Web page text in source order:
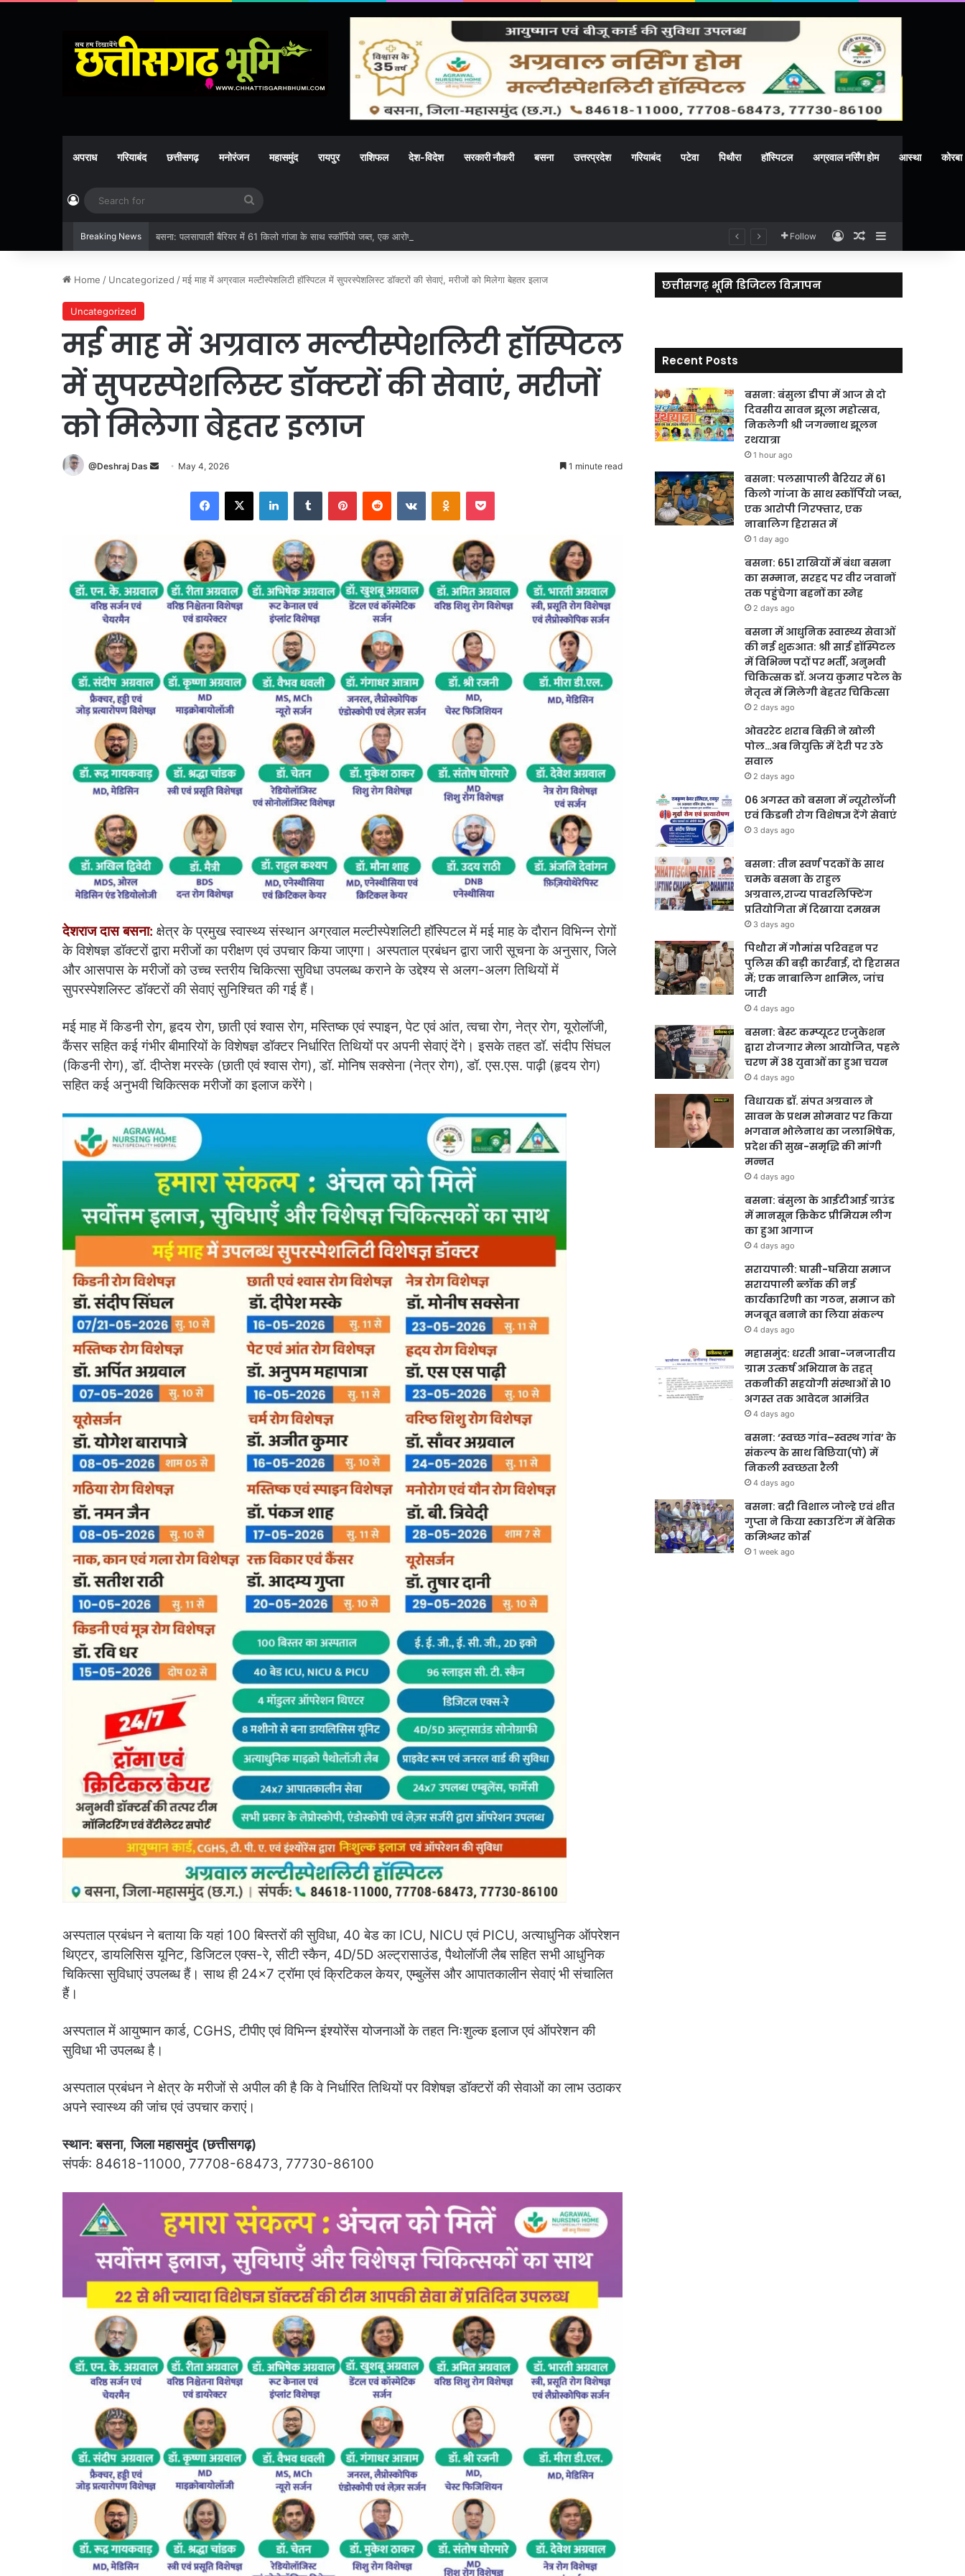
अपराध गरियाबंद छत्तीसगढ़ मनोरंजन महासमुंद रायपुर राशिफल देश-विदेश सरकारी नौकरी बसना उत्तरप्रदेश गरियाबंद पटेवा पिथौरा हॉस्पिटल अग्रवाल नर्सिंग होम आस्था कोरबा
Log In
Breaking News बसना: पलसापाली बैरियर में 61 किलो गांजा के साथ स्कॉर्पियो जब्त, एक आरोपी गिरफ्तार, एक नाबालिग हिरासत में Follow Log InRandom Article
Sidebar
Home / Uncategorized /मई माह में अग्रवाल मल्टीस्पेशलिटी हॉस्पिटल में सुपरस्पेशलिस्ट डॉक्टरों की सेवाएं, मरीजों को मिलेगा बेहतर इलाज
Uncategorized
मई माह में अग्रवाल मल्टीस्पेशलिटी हॉस्पिटल
में सुपरस्पेशलिस्ट डॉक्टरों की सेवाएं, मरीजों
को मिलेगा बेहतर इलाज
@Deshraj Das
Send May 4, 2026 1 minute read
Facebook
X LinkedInTumblr PinterestReddit VKontakteOdnoklassniki
Pocket
देशराज दास बसना: क्षेत्र के प्रमुख स्वास्थ्य संस्थान अग्रवाल मल्टीस्पेशलिटी हॉस्पिटल में मई माह के दौरान विभिन्न रोगों
के विशेषज्ञ डॉक्टरों द्वारा मरीजों का परीक्षण एवं उपचार किया जाएगा। अस्पताल प्रबंधन द्वारा जारी सूचना के अनुसार, जिले
और आसपास के मरीजों को उच्च स्तरीय चिकित्सा सुविधा उपलब्ध कराने के उद्देश्य से अलग-अलग तिथियों में
सुपरस्पेशलिस्ट डॉक्टरों की सेवाएं सुनिश्चित की गई हैं।
मई माह में किडनी रोग, हृदय रोग, छाती एवं श्वास रोग, मस्तिष्क एवं स्पाइन, पेट एवं आंत, त्वचा रोग, नेत्र रोग, यूरोलॉजी,
कैंसर सहित कई गंभीर बीमारियों के विशेषज्ञ डॉक्टर निर्धारित तिथियों पर अपनी सेवाएं देंगे। इसके तहत डॉ. संदीप सिंघल
(किडनी रोग), डॉ. दीप्तेश मरस्के (छाती एवं श्वास रोग), डॉ. मोनिष सक्सेना (नेत्र रोग), डॉ. एस.एस. पाढ़ी (हृदय रोग)
सहित कई अनुभवी चिकित्सक मरीजों का इलाज करेंगे।
अस्पताल प्रबंधन ने बताया कि यहां 100 बिस्तरों की सुविधा, 40 बेड का ICU, NICU एवं PICU, अत्याधुनिक ऑपरेशन
थिएटर, डायलिसिस यूनिट, डिजिटल एक्स-रे, सीटी स्कैन, 4D/5D अल्ट्रासाउंड, पैथोलॉजी लैब सहित सभी आधुनिक
चिकित्सा सुविधाएं उपलब्ध हैं। साथ ही 24×7 ट्रॉमा एवं क्रिटिकल केयर, एम्बुलेंस और आपातकालीन सेवाएं भी संचालित
हैं।
अस्पताल में आयुष्मान कार्ड, CGHS, टीपीए एवं विभिन्न इंश्योरेंस योजनाओं के तहत निःशुल्क इलाज एवं ऑपरेशन की
सुविधा भी उपलब्ध है।
अस्पताल प्रबंधन ने क्षेत्र के मरीजों से अपील की है कि वे निर्धारित तिथियों पर विशेषज्ञ डॉक्टरों की सेवाओं का लाभ उठाकर
अपने स्वास्थ्य की जांच एवं उपचार कराएं।
स्थान: बसना, जिला महासमुंद (छत्तीसगढ़)
संपर्क: 84618-11000, 77708-68473, 77730-86100
छत्तीसगढ़ भूमि डिजिटल विज्ञापन
Recent Posts
बसना: बंसुला डीपा में आज से दो
दिवसीय सावन झूला महोत्सव,
निकलेगी श्री जगन्नाथ झूलन
रथयात्रा
1 hour ago
बसना: पलसापाली बैरियर में 61
किलो गांजा के साथ स्कॉर्पियो जब्त,
एक आरोपी गिरफ्तार, एक
नाबालिग हिरासत में
1 day ago
बसना: 651 राखियों में बंधा बसना
का सम्मान, सरहद पर वीर जवानों
तक पहुंचेगा बहनों का स्नेह
2 days ago
बसना में आधुनिक स्वास्थ्य सेवाओं
की नई शुरुआत: श्री साई हॉस्पिटल
में विभिन्न पदों पर भर्ती, अनुभवी
चिकित्सक डॉ. अजय कुमार पटेल के
नेतृत्व में मिलेगी बेहतर चिकित्सा
2 days ago
ओवररेट शराब बिक्री ने खोली
पोल…अब नियुक्ति में देरी पर उठे
सवाल
2 days ago
06 अगस्त को बसना में न्यूरोलॉजी
एवं किडनी रोग विशेषज्ञ देंगे सेवाएं
3 days ago
बसना: तीन स्वर्ण पदकों के साथ
चमके बसना के राहुल
अग्रवाल,राज्य पावरलिफ्टिंग
प्रतियोगिता में दिखाया दमखम
3 days ago
पिथौरा में गौमांस परिवहन पर
पुलिस की बड़ी कार्रवाई, दो हिरासत
में; एक नाबालिग शामिल, जांच
जारी
4 days ago
बसना: बेस्ट कम्प्यूटर एजुकेशन
द्वारा रोजगार मेला आयोजित, पहले
चरण में 38 युवाओं का हुआ चयन
4 days ago
विधायक डॉ. संपत अग्रवाल ने
सावन के प्रथम सोमवार पर किया
भगवान भोलेनाथ का जलाभिषेक,
प्रदेश की सुख-समृद्धि की मांगी
मन्नत
4 days ago
बसना: बंसुला के आईटीआई ग्राउंड
में मानसून क्रिकेट प्रीमियम लीग
का हुआ आगाज
4 days ago
सरायपाली: घासी-घसिया समाज
सरायपाली ब्लॉक की नई
कार्यकारिणी का गठन, समाज को
मजबूत बनाने का लिया संकल्प
4 days ago
महासमुंद: धरती आबा-जनजातीय
ग्राम उत्कर्ष अभियान के तहत्
तकनीकी सहयोगी संस्थाओं से 10
अगस्त तक आवेदन आमंत्रित
4 days ago
बसना: ‘स्वच्छ गांव–स्वस्थ गांव’ के
संकल्प के साथ बिछिया(पो) में
निकली स्वच्छता रैली
4 days ago
बसना: बद्री विशाल जोल्हे एवं शीत
गुप्ता ने किया स्काउटिंग में बेसिक
कमिश्नर कोर्स
1 week ago